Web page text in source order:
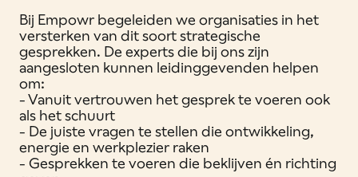
Bij Empowr begeleiden we organisaties in het
versterken van dit soort strategische
gesprekken. De experts die bij ons zijn
aangesloten kunnen leidinggevenden helpen
om:
- Vanuit vertrouwen het gesprek te voeren ook
als het schuurt
- De juiste vragen te stellen die ontwikkeling,
energie en werkplezier raken
- Gesprekken te voeren die beklijven én richting